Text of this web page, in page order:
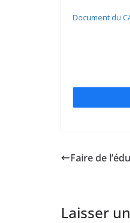
Document du
Faire de
Laisser